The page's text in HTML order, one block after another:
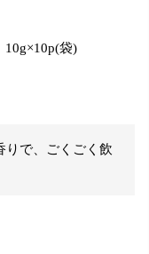
袋)
りで、ごくごく飲